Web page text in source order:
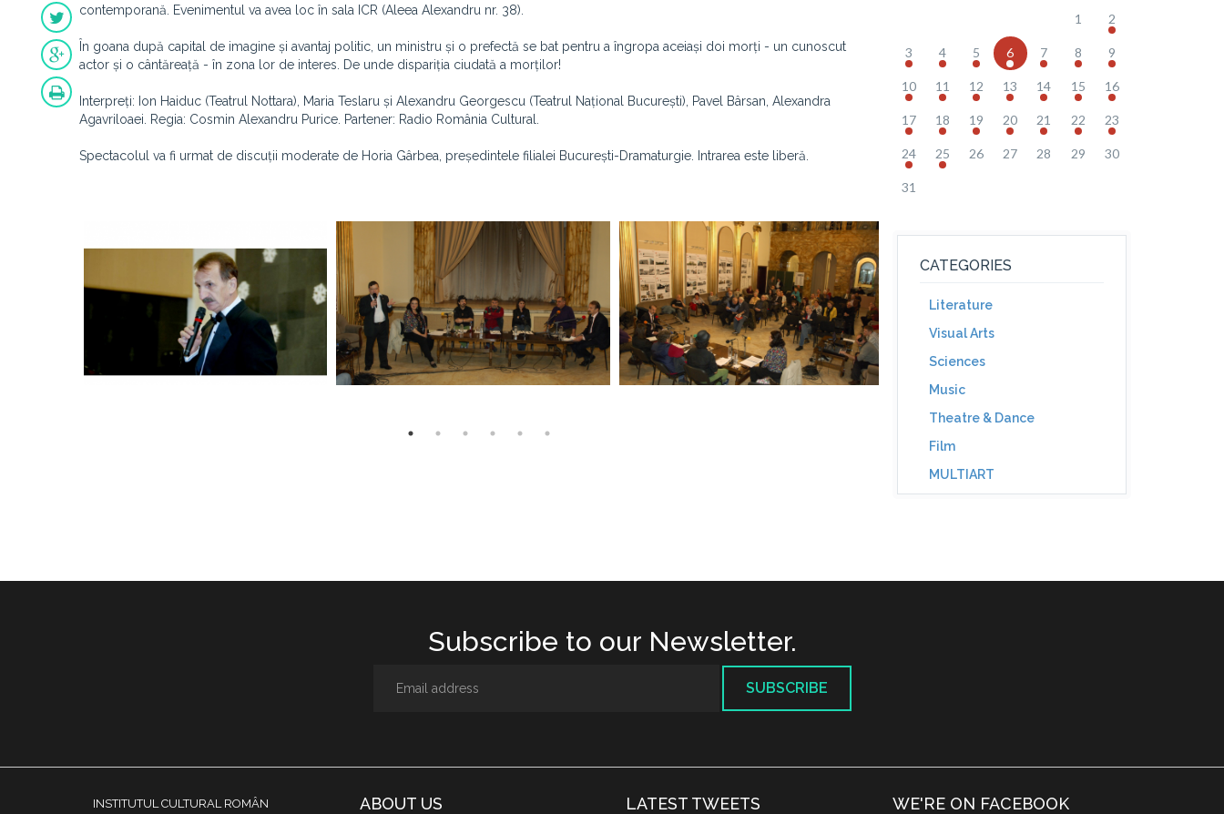
contemporană. Evenimentul va avea loc în sala ICR (Aleea Alexandru nr. 38).
În goana după capital de imagine și avantaj politic, un ministru și o prefectă se bat pentru a îngropa aceiași doi morți - un cunoscut
actor și o cântăreață - în zona lor de interes. De unde dispariția ciudată a morților!
Interpreți: Ion Haiduc (Teatrul Nottara), Maria Teslaru și Alexandru Georgescu (Teatrul Național București), Pavel Bârsan, Alexandra
Agavriloaei. Regia: Cosmin Alexandru Purice. Partener: Radio România Cultural.
Spectacolul va fi urmat de discuții moderate de Horia Gârbea, președintele filialei București-Dramaturgie. Intrarea este liberă.
1 2
3 4 5 6 7 8 9
10 11 12 13 14 15 16
17 18 19 20 21 22 23
24 25 26 27 28 29 30
31
CATEGORIES
Literature
Visual Arts
Sciences
Music
Theatre & Dance
Film
MULTIART
Subscribe to our Newsletter.
SUBSCRIBE
INSTITUTUL CULTURAL ROMÂN ABOUT US LATEST TWEETS WE'RE ON FACEBOOK